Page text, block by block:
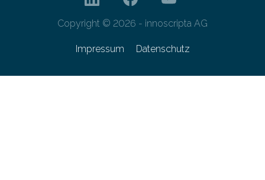
Copyright © 2026 - innoscripta AG
Impressum Datenschutz